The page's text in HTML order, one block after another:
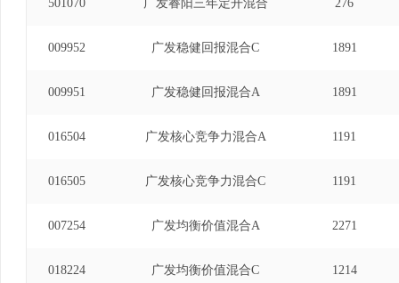
501070 广发睿阳三年定开混合 276
009952 广发稳健回报混合C 1891
009951 广发稳健回报混合A 1891
016504 广发核心竞争力混合A 1191
016505 广发核心竞争力混合C 1191
007254 广发均衡价值混合A 2271
018224 广发均衡价值混合C 1214